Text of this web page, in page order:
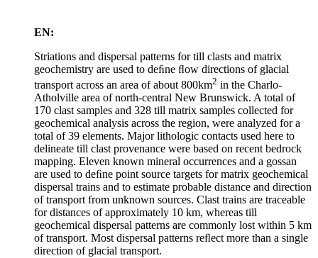
EN:
Striations and dispersal patterns for till clasts and matrix
geochemistry are used to deﬁne ﬂow directions of glacial
transport across an area of about 800km2 in the Charlo-
Atholville area of north-central New Brunswick. A total of
170 clast samples and 328 till matrix samples collected for
geochemical analysis across the region, were analyzed for a
total of 39 elements. Major lithologic contacts used here to
delineate till clast provenance were based on recent bedrock
mapping. Eleven known mineral occurrences and a gossan
are used to deﬁne point source targets for matrix geochemical
dispersal trains and to estimate probable distance and direction
of transport from unknown sources. Clast trains are traceable
for distances of approximately 10 km, whereas till
geochemical dispersal patterns are commonly lost within 5 km
of transport. Most dispersal patterns reﬂect more than a single
direction of glacial transport.